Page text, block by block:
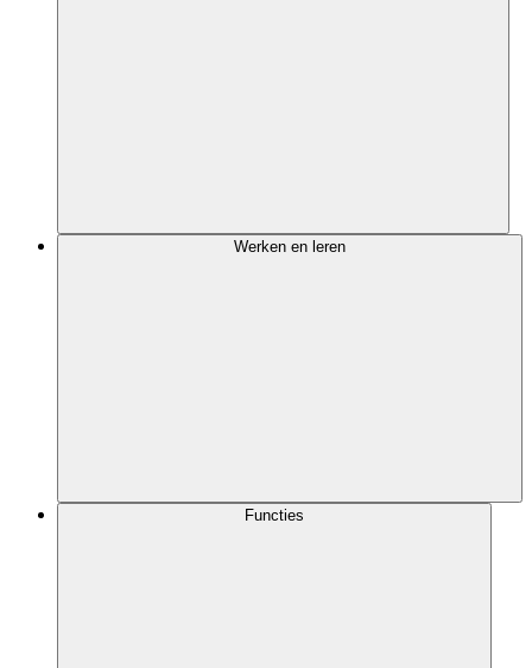
Werken en leren
Functies